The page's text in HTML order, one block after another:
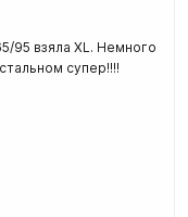
95 взяла XL. Немного
супер!!!!